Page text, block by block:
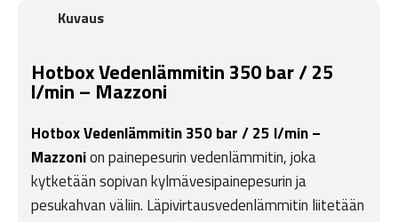
Kuvaus
Hotbox Vedenlämmitin 350 bar / 25
l/min – Mazzoni
Hotbox Vedenlämmitin 350 bar / 25 l/min –
Mazzonion painepesurin vedenlämmitin, joka
kytketään sopivan kylmävesipainepesurin ja
pesukahvan väliin. Läpivirtausvedenlämmitin liitetään